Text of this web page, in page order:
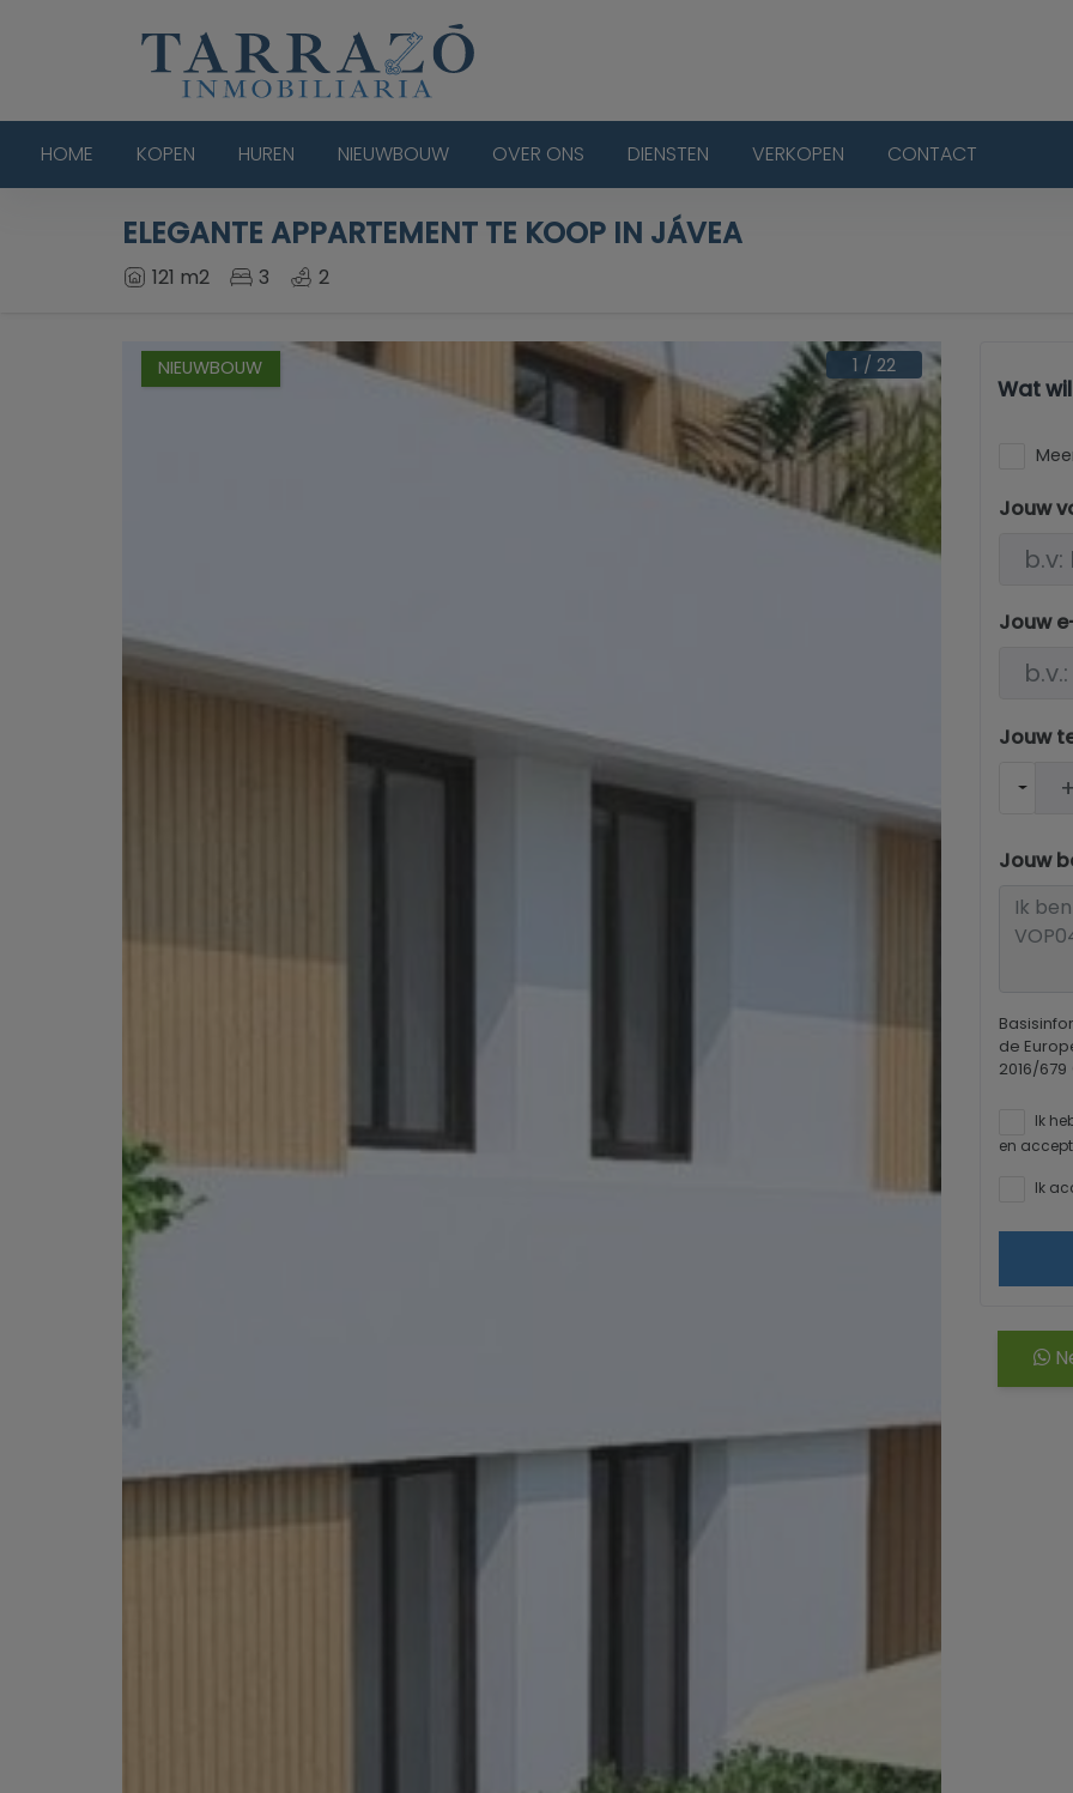
HOME KOPEN HUREN NIEUWBOUW OVER ONS DIENSTEN VERKOPEN CONTACT
ELEGANTE APPARTEMENT TE KOOP IN JÁVEA
121 m2 3 2
NIEUWBOUW 1 / 22
Wat
Jouw
Jouw
Jouw
Jouw
de
2016/679
Ik
en
Ik